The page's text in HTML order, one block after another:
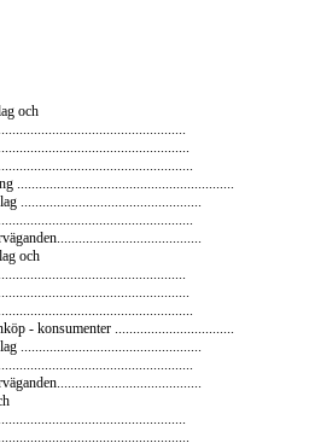
och
............................................................
..................................................
och
- konsumenter .................................
..................................................